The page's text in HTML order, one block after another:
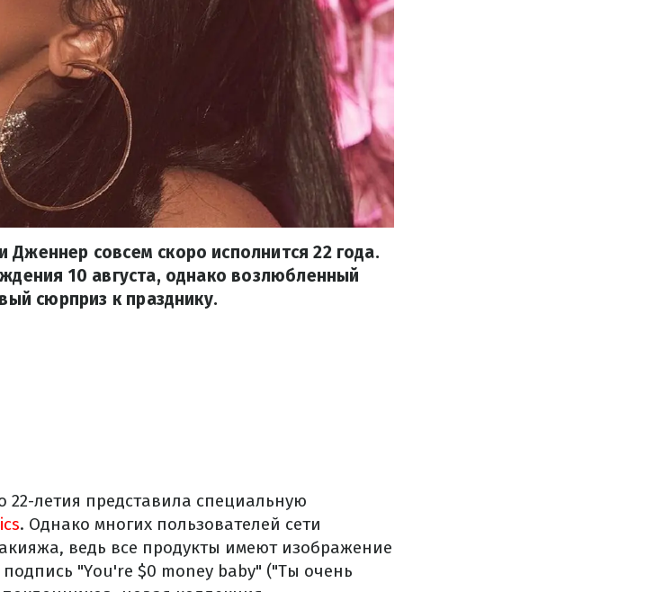
совсем скоро исполнится 22 года.
10 августа, однако возлюбленный
сюрприз к празднику.
22-летия представила специальную
. Однако многих пользователей сети
ведь все продукты имеют изображение
"You're $0 money baby" ("Ты очень